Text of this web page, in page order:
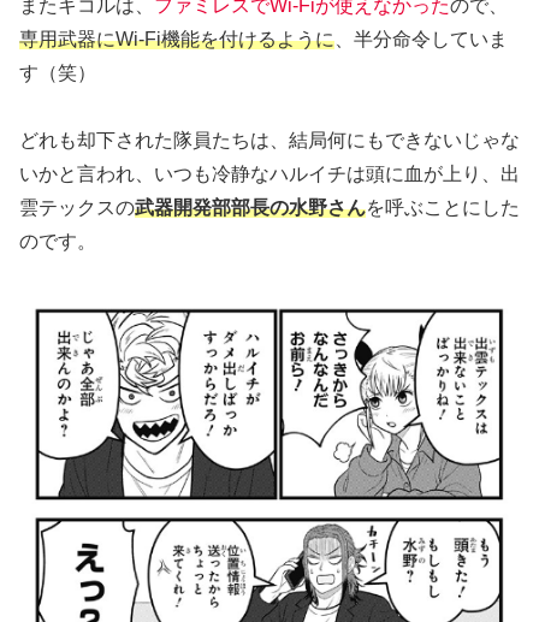
またキコルは、 ファミレスでWi-Fiが使えなかったので、
専用武器にWi-Fi機能を付けるように 、半分命令していま
す（笑）
どれも却下された隊員たちは、結局何にもできないじゃな
いかと言われ、いつも冷静なハルイチは頭に血が上り、出
雲テックスの武器開発部部長の水野さんを呼ぶことにした
のです。